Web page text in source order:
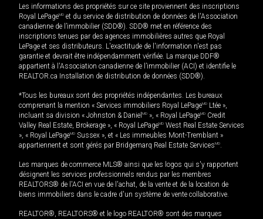
Les informations des propriétés sur ce site proviennent des inscriptions
Royal LePageMD et du service de distribution de données de l'Association
canadienne de l’immobilier (SDD®). SDD® met en référence des
inscriptions tenues par des agences immobilières autres que Royal
LePage et ses distributeurs. L'exactitude de l'information n'est pas
garantie et devrait être indépendamment vérifiée. La marque DDF®
appartient à l'Association canadienne de l’immobilier (ACI) et identifie le
REALTOR.ca Installation de distribution de données (SDD®).
*Tous les bureaux sont des propriétés indépendantes. Les bureaux
comprenant la mention « Services immobiliers Royal LePageMD Ltée »,
incluant sa division « Johnston & Daniel MD », « Royal LePageMD Credit
Valley Real Estate, Brokerage », « Royal LePageMD West Real Estate Services
», « Royal LePageMD Sussex », et « Les immeubles Mont-Tremblant »
appartiennent et sont gérés par Bridgemarq Real Estate ServicesMD.
Les marques de commerce MLS® ainsi que les logos qui s'y rapportent
désignent les services professionnels rendus par les membres
REALTORS® de l'ACI en vue de l'achat, de la vente et de la location de
biens immobiliers dans le cadre d'un système de vente collaborative.
REALTOR®, REALTORS® et le logo REALTOR® sont des marques